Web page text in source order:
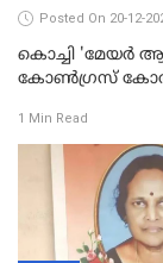
Posted On 20-12-
കൊച്ചി 'മേയർ
കോണ്‍ഗ്രസ് കോര്‍
1 Min Read